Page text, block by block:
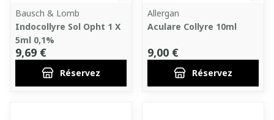
Bausch & Lomb
Indocollyre Sol Opht 1 X
5ml 0,1%
9,69 €
Réservez
Allergan
Aculare Collyre 10ml
9,00 €
Réservez